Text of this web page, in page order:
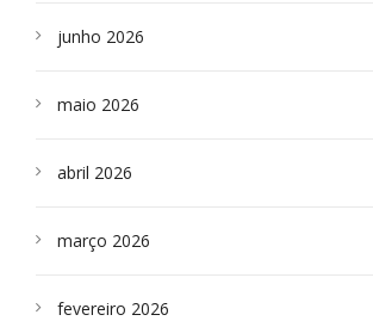
junho 2026
maio 2026
abril 2026
março 2026
fevereiro 2026